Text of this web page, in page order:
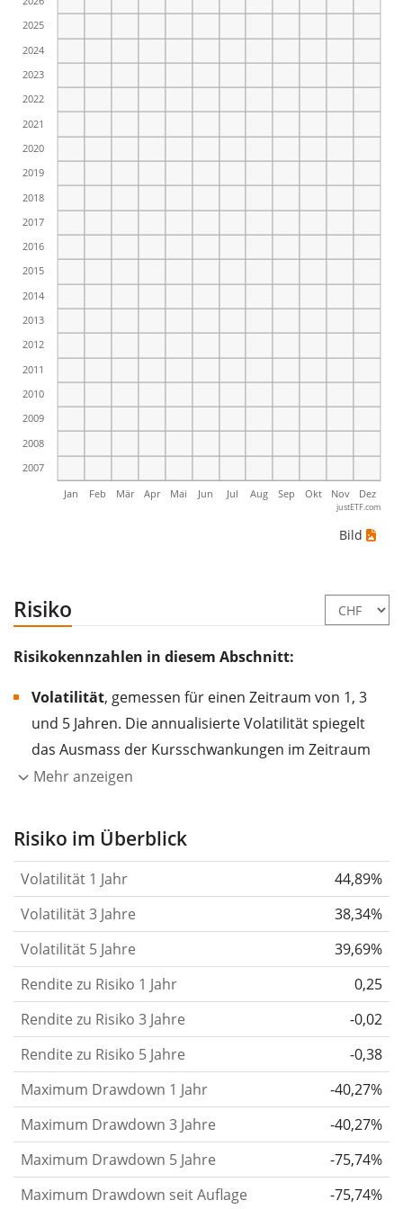
Jan Feb Mär Apr Mai Jun Jul Aug Sep Okt Nov Dez
2007
2008
2009
2010
2011
2012
2013
2014
2015
2016
2017
2018
2019
2020
2021
2022
2023
2024
2025
justETF.com
Bild
Risiko
Risikokennzahlen in diesem Abschnitt:
Volatilität, gemessen für einen Zeitraum von 1, 3
und 5 Jahren. Die annualisierte Volatilität spiegelt
das Ausmass der Kursschwankungen im Zeitraum
eines Jahres wider.
Aktie, des ETF, usw.) in der Vergangenheit
gelten im Allgemeinen als risikoreicher. Wir
berechnen die Volatilität auf Basis der Daten der
letzten 1, 3 und 5 Jahre, damit du sehen kannst, ob
die Kursschwankungen im Laufe der Zeit stärker
oder schwächer wurden. Weitere Informationen
findest du in unserem Artikel:
Risikomass.
Rendite pro Risikofür Zeiträume von 1, 3 und 5
Jahren. Diese Kennzahl ist definiert als die
annualisierte (d. h. auf einen Einjahreszeitraum
umgerechnete) historische Rendite geteilt durch die
historische annualisierte Volatilität.Rendite pro
Risiko setzt die historische Rendite eines
Mehr anzeigen
Risiko im Überblick
Volatilität 1 Jahr
44,89%
Volatilität 3 Jahre
38,34%
Volatilität 5 Jahre
39,69%
Rendite zu Risiko 1 Jahr
0,25
Rendite zu Risiko 3 Jahre
-0,02
Rendite zu Risiko 5 Jahre
-0,38
Maximum Drawdown 1 Jahr
-40,27%
Maximum Drawdown 3 Jahre
-40,27%
Maximum Drawdown 5 Jahre
-75,74%
Maximum Drawdown seit Auflage
-75,74%